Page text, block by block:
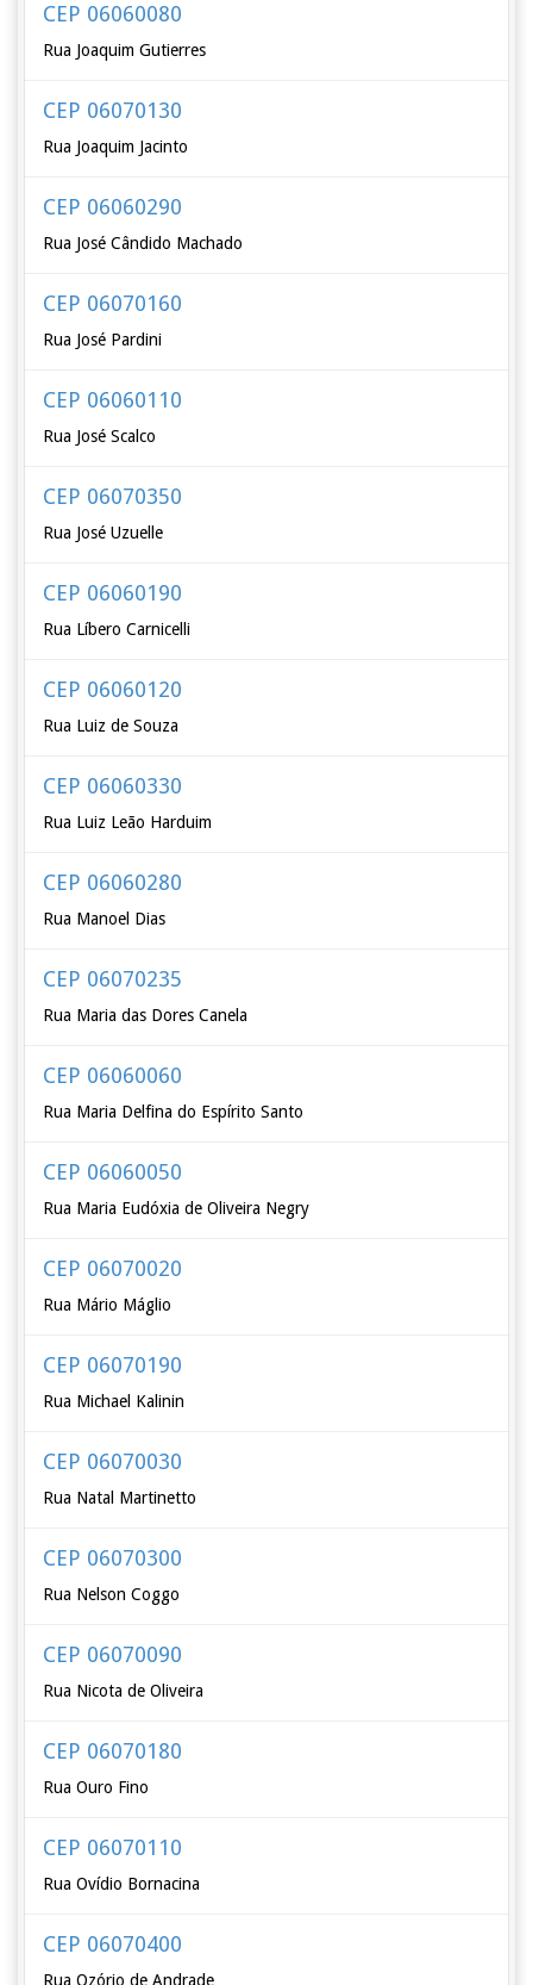
CEP 06060080
Rua Joaquim Gutierres
CEP 06070130
Rua Joaquim Jacinto
CEP 06060290
Rua José Cândido Machado
CEP 06070160
Rua José Pardini
CEP 06060110
Rua José Scalco
CEP 06070350
Rua José Uzuelle
CEP 06060190
Rua Líbero Carnicelli
CEP 06060120
Rua Luiz de Souza
CEP 06060330
Rua Luiz Leão Harduim
CEP 06060280
Rua Manoel Dias
CEP 06070235
Rua Maria das Dores Canela
CEP 06060060
Rua Maria Delfina do Espírito Santo
CEP 06060050
Rua Maria Eudóxia de Oliveira Negry
CEP 06070020
Rua Mário Máglio
CEP 06070190
Rua Michael Kalinin
CEP 06070030
Rua Natal Martinetto
CEP 06070300
Rua Nelson Coggo
CEP 06070090
Rua Nicota de Oliveira
CEP 06070180
Rua Ouro Fino
CEP 06070110
Rua Ovídio Bornacina
CEP 06070400
Rua Ozório de Andrade